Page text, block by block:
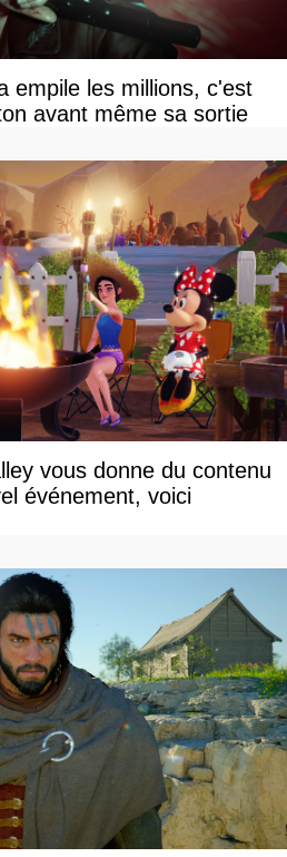
empile les millions, c'est
avant même sa sortie
vous donne du contenu
événement, voici